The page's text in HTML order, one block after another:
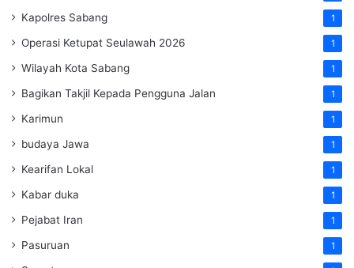
Kapolres Sabang 1
Operasi Ketupat Seulawah 2026 1
Wilayah Kota Sabang 1
Bagikan Takjil Kepada Pengguna Jalan 1
Karimun 1
budaya Jawa 1
Kearifan Lokal 1
Kabar duka 1
Pejabat Iran 1
Pasuruan 1